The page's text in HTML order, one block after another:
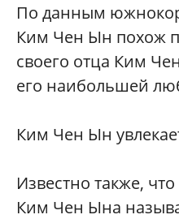
По данным
Ким Чен Ын похож
своего отца Ким
его наибольшей
Ким Чен Ын
Известно также,
Ким Чен Ына